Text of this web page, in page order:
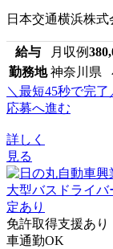
日本交通横浜株
給与 月収例
勤務地 神奈川県
＼最短45秒で完了
応募へ進む
詳しく
見る
免許取得支援あり
車通勤OK